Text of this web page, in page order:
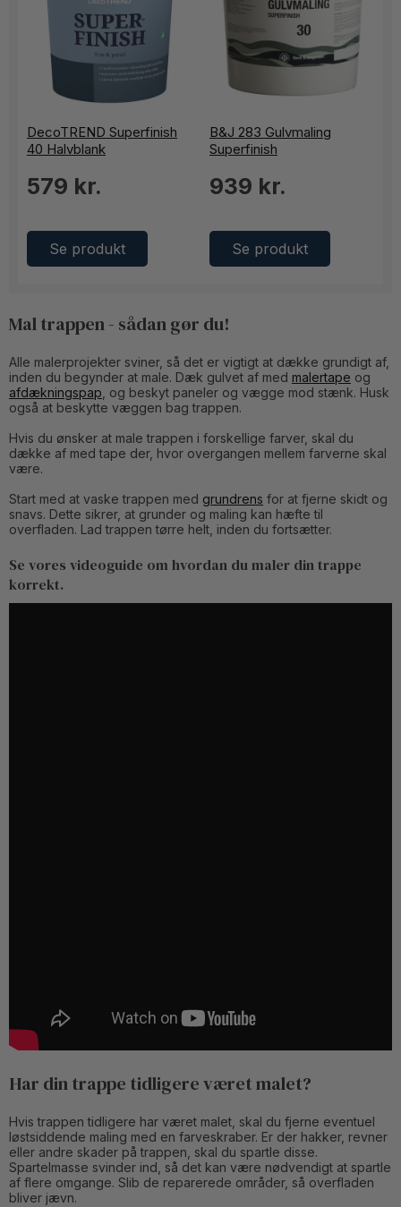
DecoTREND Superfinish
40 Halvblank
579 kr.
Se produkt
B&J 283 Gulvmaling
Superfinish
939 kr.
Se produkt
Mal trappen - sådan gør du!
Alle malerprojekter sviner, så det er vigtigt at dække grundigt af,
inden du begynder at male. Dæk gulvet af med malertape og
afdækningspap , og beskyt paneler og vægge mod stænk. Husk
også at beskytte væggen bag trappen.
Hvis du ønsker at male trappen i forskellige farver, skal du
dække af med tape der, hvor overgangen mellem farverne skal
være.
Start med at vaske trappen med grundrens for at fjerne skidt og
snavs. Dette sikrer, at grunder og maling kan hæfte til
overfladen. Lad trappen tørre helt, inden du fortsætter.
Se vores videoguide om hvordan du maler din trappe
korrekt.
Har din trappe tidligere været malet?
Hvis trappen tidligere har været malet, skal du fjerne eventuel
løstsiddende maling med en farveskraber. Er der hakker, revner
eller andre skader på trappen, skal du spartle disse.
Spartelmasse svinder ind, så det kan være nødvendigt at spartle
af flere omgange. Slib de reparerede områder, så overfladen
bliver jævn.